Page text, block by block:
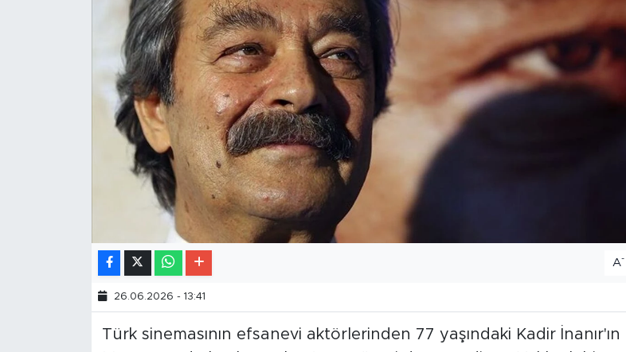
A-
26.06.2026 - 13:41
Türk sinemasının efsanevi aktörlerinden 77 yaşındaki Kadir İnanır'ın